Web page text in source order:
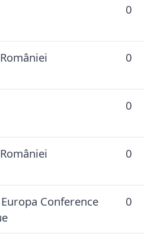
0
0
0
0
Europa Conference
0